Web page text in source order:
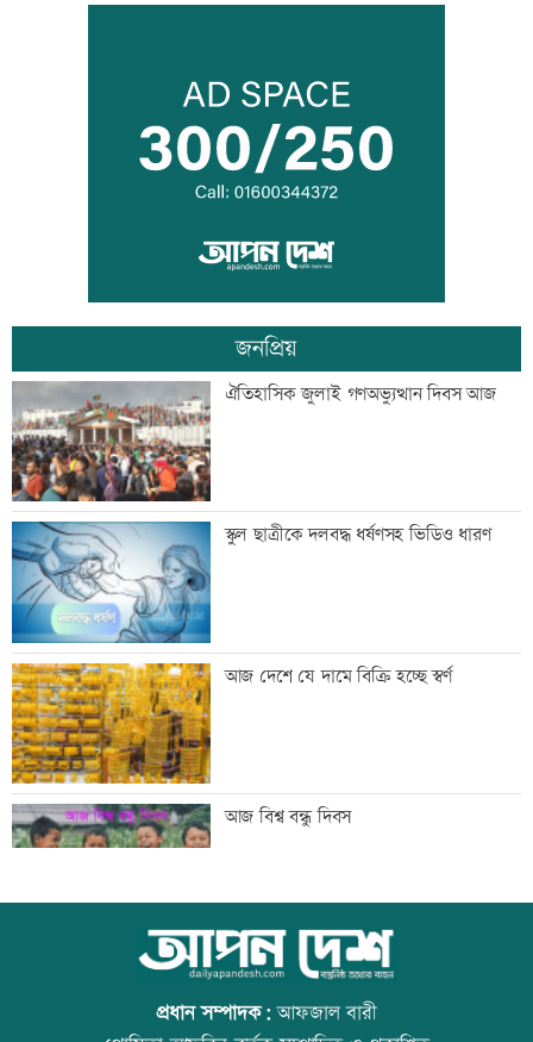
বন্দরে বিস্ফোরণে একই পরিবারের ৩ জন দগ্ধ
পাঁচ আর্থিক প্রতিষ্ঠান বন্ধের অনুমোদন,
রোববার প্রশাসক নিয়োগ
ঢাকা-ময়মনসিংহ রেল যোগাযোগ স্বাভাবিক
সিঙ্গাপুর থেকে এক কার্গো এলএনজি কিনবে
সরকার
মান্দায় ২৯৬ বোতলসহ দুই মাদক কারবারি
আটক
গুরুত্বপূর্ণ ব্যক্তিদের নিয়ে অপপ্রচারের বিরুদ্ধে
সতর্ক করল পুলিশ
নিরাপত্তা পেলে দেশে ফিরতে চান সাকিব
জনপ্রিয়
ঐতিহাসিক জুলাই গণঅভ্যুত্থান দিবস আজ
স্কুল ছাত্রীকে দলবদ্ধ ধর্ষণসহ ভিডিও ধারণ
আজ দেশে যে দামে বিক্রি হচ্ছে স্বর্ণ
আজ বিশ্ব বন্ধু দিবস
কোরআন-হাদিসে নামাজ না পড়ার শাস্তি
প্রধান সম্পাদক:আফজাল বারী